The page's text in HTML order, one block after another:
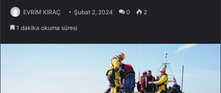
EVRİM KIRAÇ Şubat 2, 2024 0 2
1 dakika okuma süresi